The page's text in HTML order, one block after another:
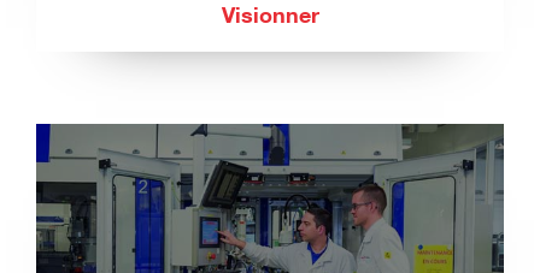
Visionner